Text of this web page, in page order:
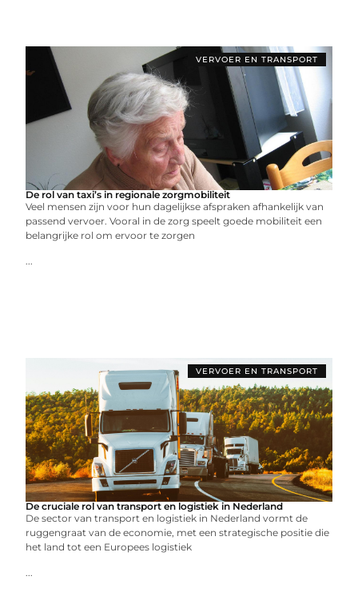
VERVOER EN TRANSPORT
De rol van taxi’s in regionale zorgmobiliteit
Veel mensen zijn voor hun dagelijkse afspraken afhankelijk van
passend vervoer. Vooral in de zorg speelt goede mobiliteit een
belangrijke rol om ervoor te zorgen
...
VERVOER EN TRANSPORT
De cruciale rol van transport en logistiek in Nederland
De sector van transport en logistiek in Nederland vormt de
ruggengraat van de economie, met een strategische positie die
het land tot een Europees logistiek
...